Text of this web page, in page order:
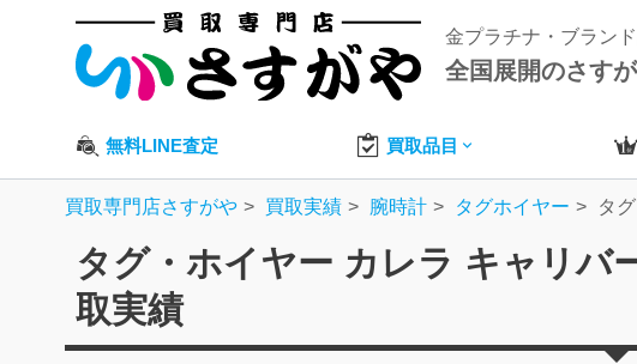
金プラチナ・ブラン
全国展開のさす
無料LINE査定 買取品目
買取専門店さすがや 買取実績 腕時計 タグホイヤー タ
タグ・ホイヤー カレラ キャリバ
取実績